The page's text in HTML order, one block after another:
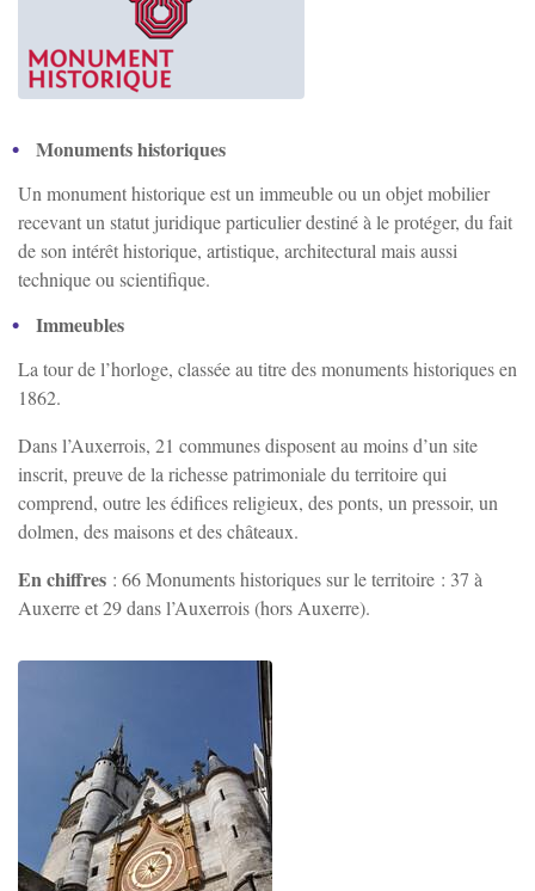
Gurgy
Irancy
Jussy
Montigny-la-resle
Perrigny
St-Georges/Baulche
Vallan
Monuments historiques
Un monument historique est un immeuble ou un objet mobilier
recevant un statut juridique particulier destiné à le protéger, du fait
de son intérêt historique, artistique, architectural mais aussi
technique ou scientifique.
Immeubles
La tour de l’horloge, classée au titre des monuments historiques en
1862.
Dans l’Auxerrois, 21 communes disposent au moins d’un site
inscrit, preuve de la richesse patrimoniale du territoire qui
comprend, outre les édifices religieux, des ponts, un pressoir, un
dolmen, des maisons et des châteaux.
En chiffres : 66 Monuments historiques sur le territoire : 37 à
Auxerre et 29 dans l’Auxerrois (hors Auxerre).